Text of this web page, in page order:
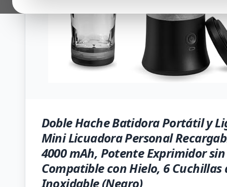
Doble Hache Batidora Portátil y
Mini Licuadora Personal
4000 mAh, Potente Exprimidor sin
Compatible con Hielo, 6 Cuchillas
Inoxidable (Negro)